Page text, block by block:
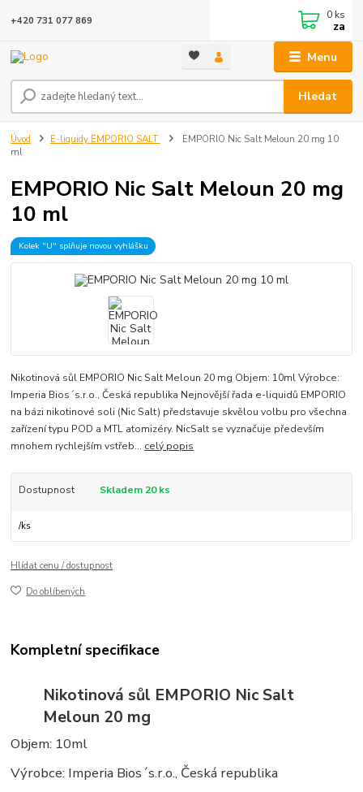
Menu
Hledat
+420 731 077 869 0 ks
za
Úvod E-liquidy EMPORIO SALT
EMPORIO Nic Salt Meloun 20 mg 10
ml
EMPORIO Nic Salt Meloun 20 mg
10 ml
Kolek "U" splňuje novou vyhlášku
Nikotinová sůl EMPORIO Nic Salt Meloun 20 mg Objem: 10ml Výrobce:
Imperia Bios´s.r.o., Česká republika Nejnovější řada e-liquidů EMPORIO
na bázi nikotinové soli (Nic Salt) představuje skvělou volbu pro všechna
zařízení typu POD a MTL atomizéry. NicSalt se vyznačuje především
mnohem rychlejším vstřeb... celý popis
Dostupnost Skladem 20 ks
/ks
Hlídat cenu / dostupnost
Do oblíbených
Kompletní specifikace
Nikotinová sůl EMPORIO Nic Salt
Meloun 20 mg
Objem: 10ml
Výrobce: Imperia Bios´s.r.o., Česká republika